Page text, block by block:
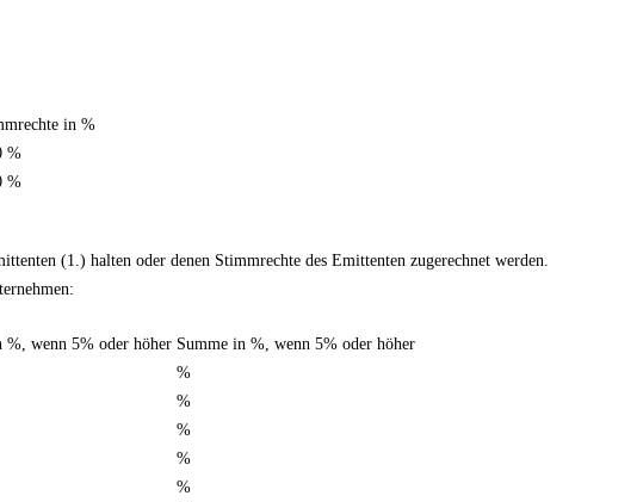
in %
%
%
(1.) halten oder denen Stimmrechte des Emittenten zugerechnet werden.
%, wenn 5% oder höher Summe in %, wenn 5% oder höher
%
%
%
%
%